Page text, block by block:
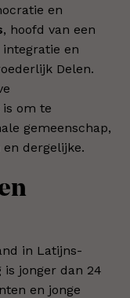
en
, hoofd van een
integratie en
Delen.
om te
gemeenschap,
en dergelijke.
in Latijns-
is jonger dan 24
en jonge